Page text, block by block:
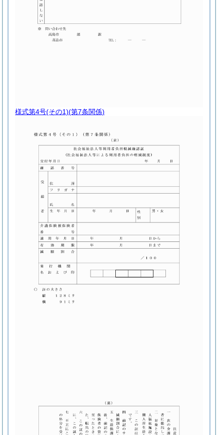
様式第4号(その1)(第7条関係)